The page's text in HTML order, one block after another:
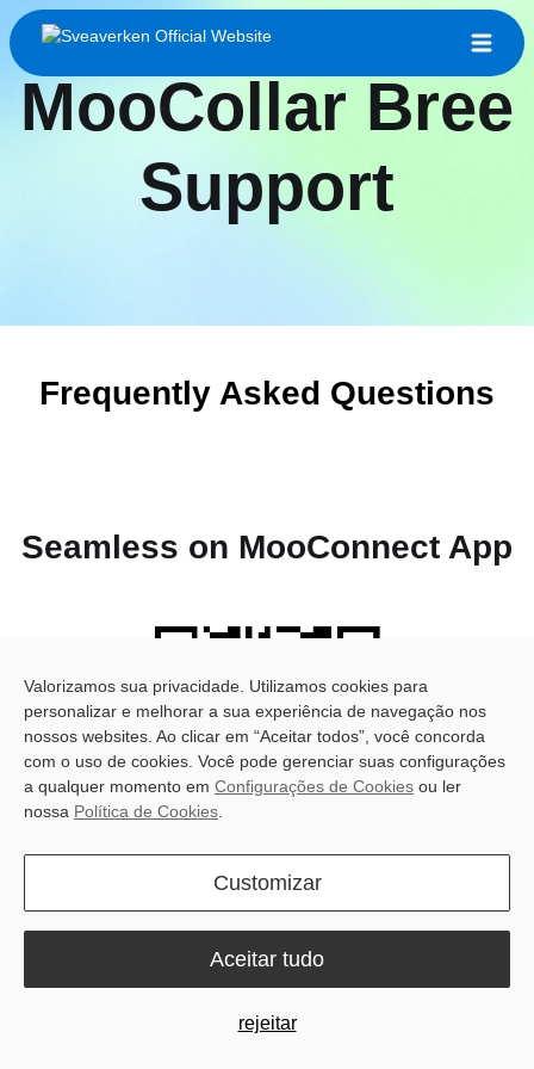
MooCollar Bree
Support
Frequently Asked Questions
Seamless on MooConnect App
Valorizamos sua privacidade. Utilizamos cookies para
personalizar e melhorar a sua experiência de navegação nos
nossos websites. Ao clicar em “Aceitar todos”, você concorda
com o uso de cookies. Você pode gerenciar suas configurações
a qualquer momento em Configurações de Cookies ou ler
nossa Política de Cookies
Customizar
rejeitar
Aceitar tudo